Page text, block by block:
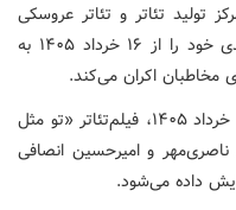
تولید تئاتر و تئاتر عروسکی
کانون در قالب طرحی ۱۴ فیلم‌تئاتر تولیدی خود را از ۱۶ خرداد ۱۴۰۵ به
بر این اساس در اولین هفته از ۱۶ تا ۲۵ خرداد ۱۴۰۵، فیلم‌تئاتر «تو مثل
و امیرحسین انصافی
داده می‌شود.